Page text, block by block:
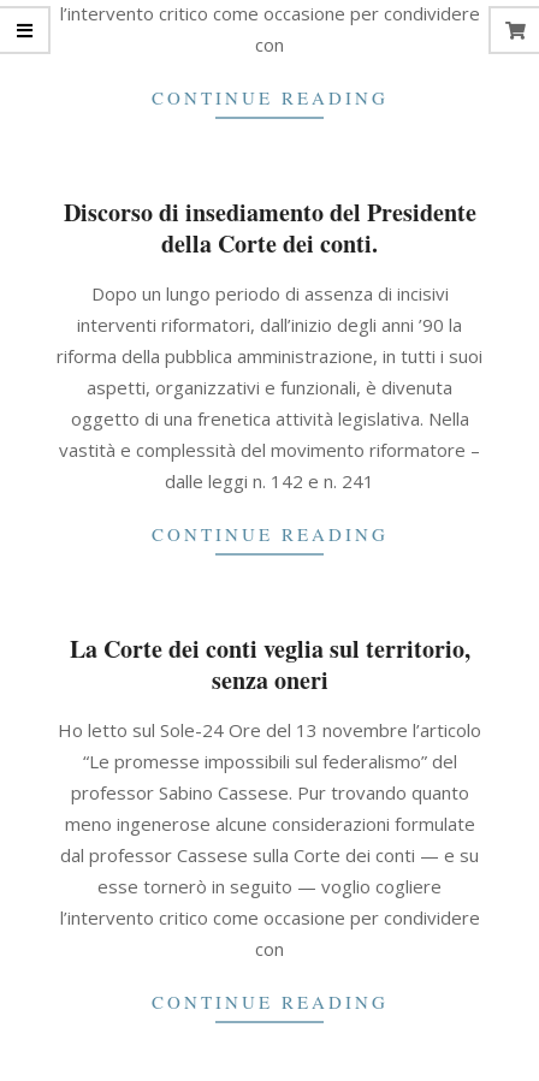
l’intervento critico come occasione per condividere
con
CONTINUE READING
Discorso di insediamento del Presidente
della Corte dei conti.
Dopo un lungo periodo di assenza di incisivi
interventi riformatori, dall’inizio degli anni ’90 la
riforma della pubblica amministrazione, in tutti i suoi
aspetti, organizzativi e funzionali, è divenuta
oggetto di una frenetica attività legislativa. Nella
vastità e complessità del movimento riformatore –
dalle leggi n. 142 e n. 241
CONTINUE READING
La Corte dei conti veglia sul territorio,
senza oneri
09-
Ho letto sul Sole-24 Ore del 13 novembre l’articolo
“Le promesse impossibili sul federalismo” del
professor Sabino Cassese. Pur trovando quanto
meno ingenerose alcune considerazioni formulate
dal professor Cassese sulla Corte dei conti — e su
esse tornerò in seguito — voglio cogliere
l’intervento critico come occasione per condividere
con
CONTINUE READING